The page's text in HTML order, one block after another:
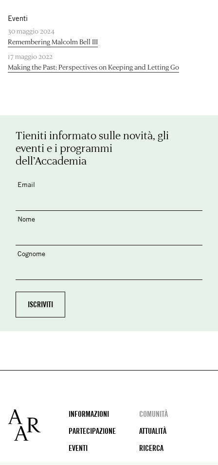
Eventi
30 maggio 2024
Remembering Malcolm Bell III
17 maggio 2022
Making the Past: Perspectives on Keeping and Letting Go
Tieniti informato sulle novità, gli
eventi e i programmi
dell’Accademia
Email
Nome
Cognome
Footer
INFORMAZIONI
COMUNITÀ
PARTECIPAZIONE
ATTUALITÀ
EVENTI
RICERCA